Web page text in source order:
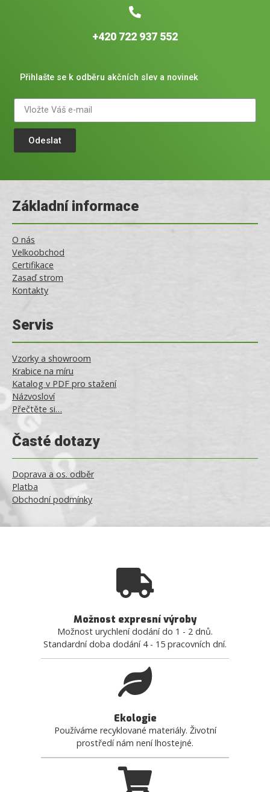
+420 722 937 552
Přihlašte se k odběru akčních slev a novinek
Odeslat
Základní informace
O nás
Velkoobchod
Certifikace
Zasaď strom
Kontakty
Servis
Vzorky a showroom
Krabice na míru
Katalog v PDF pro stažení
Názvosloví
Přečtěte si…
Časté dotazy
Doprava a os. odběr
Platba
Obchodní podmínky
Možnost expresní výroby
Možnost urychlení dodání do 1 - 2 dnů.
Standardní doba dodání 4 - 15 pracovních dní.
Ekologie
Používáme recyklované materiály. Životní
prostředí nám není lhostejné.